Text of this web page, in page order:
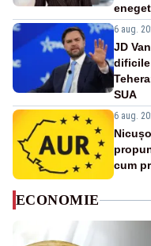
6 aug.
JD
SUA
6 aug.
cum
ECONOMIE